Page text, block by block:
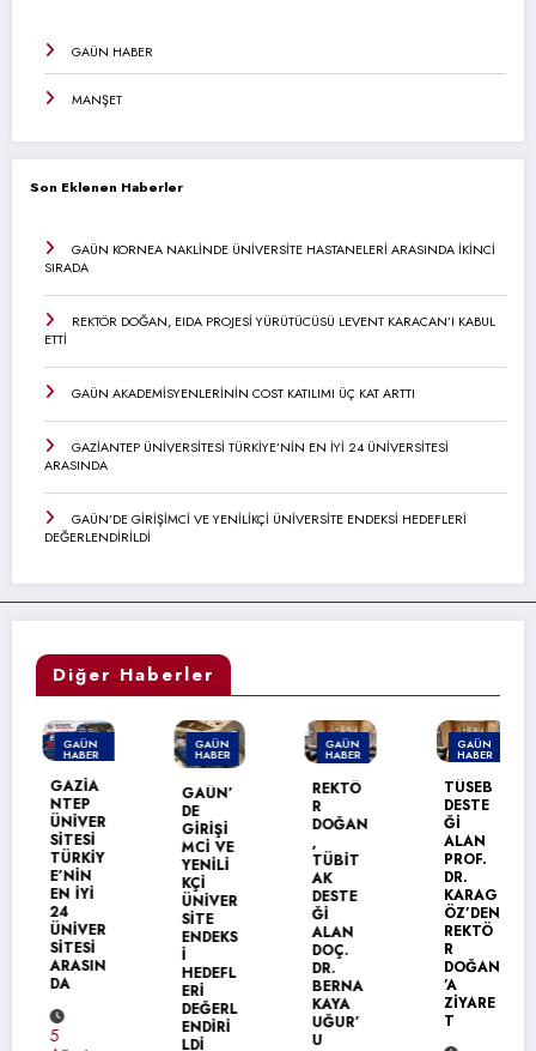
GAÜN HABER
MANŞET
Son Eklenen Haberler
GAÜN KORNEA NAKLİNDE ÜNİVERSİTE HASTANELERİ ARASINDA İKİNCİ
SIRADA
REKTÖR DOĞAN, EIDA PROJESİ YÜRÜTÜCÜSÜ LEVENT KARACAN’I KABUL
ETTİ
GAÜN AKADEMİSYENLERİNİN COST KATILIMI ÜÇ KAT ARTTI
GAZİANTEP ÜNİVERSİTESİ TÜRKİYE’NİN EN İYİ 24 ÜNİVERSİTESİ
ARASINDA
GAÜN’DE GİRİŞİMCİ VE YENİLİKÇİ ÜNİVERSİTE ENDEKSİ HEDEFLERİ
DEĞERLENDİRİLDİ
Diğer Haberler
GAÜN
HABER
MANŞET
GAZİA
NTEP
ÜNİVER
SİTESİ
TÜRKİY
E’NİN
EN İYİ
24
ÜNİVER
SİTESİ
ARASIN
DA
5
GAÜN
HABER
GAÜN’
DE
GİRİŞİ
MCİ VE
YENİLİ
KÇİ
ÜNİVER
SİTE
ENDEKS
HEDEFL
ERİ
DEĞERL
ENDİRİ
LDİ
GAÜN
HABER
REKTÖ
R
DOĞAN
TÜBİT
AK
DESTE
Ğİ
ALAN
DOÇ.
DR.
BERNA
KAYA
UĞUR’
U
GAÜN
HABER
TÜSEB
DESTE
Ğİ
ALAN
PROF.
DR.
KARAG
ÖZ’DEN
REKTÖ
R
DOĞAN
’A
ZİYARE
T